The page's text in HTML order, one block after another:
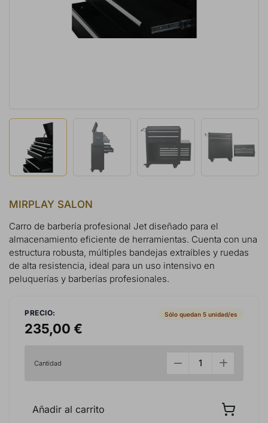
MIRPLAY SALON
Carro de barbería profesional Jet diseñado para el
almacenamiento eficiente de herramientas. Cuenta con una
estructura robusta, múltiples bandejas extraíbles y ruedas
de alta resistencia, ideal para un uso intensivo en
peluquerías y barberías profesionales.
PRECIO:
235,00 €
Sólo quedan 5 unidad/es
Cantidad
Añadir al carrito